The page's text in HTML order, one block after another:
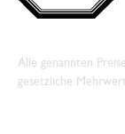
Alle genannten
gesetzliche